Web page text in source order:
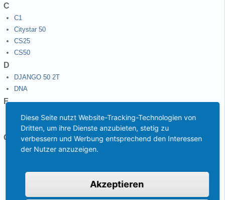
C
C1
Citystar 50
CS25
CS50
D
DJANGO 50 2T
DNA
F
Flash 50
FLY 50 4T
G
GPR 50 2T
GTR
Gulliver 50
Diese Seite nutzt Website-Tracking-Technologien von
Dritten, um ihre Dienste anzubieten, stetig zu
verbessern und Werbung entsprechend den Interessen
der Nutzer anzuzeigen.
Akzeptieren